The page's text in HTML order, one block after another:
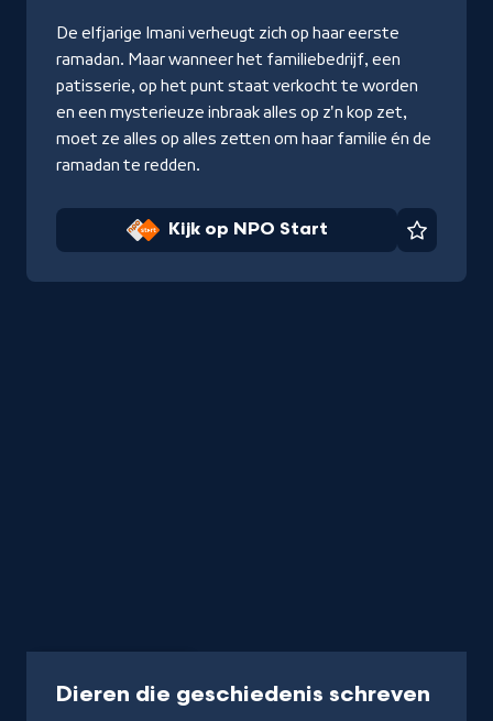
De elfjarige Imani verheugt zich op haar eerste
ramadan. Maar wanneer het familiebedrijf, een
patisserie, op het punt staat verkocht te worden
en een mysterieuze inbraak alles op z'n kop zet,
moet ze alles op alles zetten om haar familie én de
ramadan te redden.
Kijk op NPO Start
Dieren die geschiedenis schreven